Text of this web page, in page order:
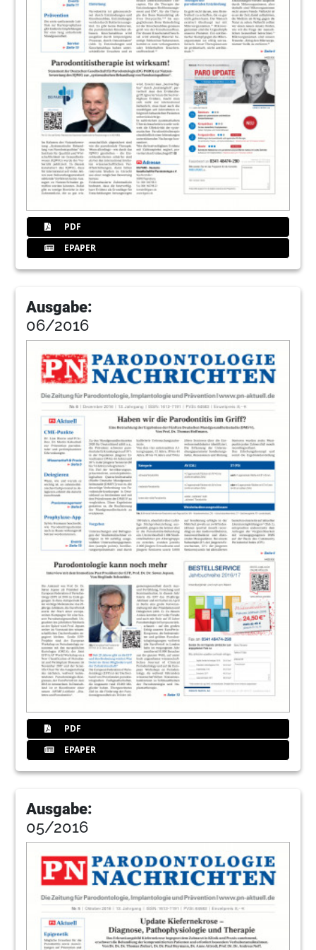
MUNDHYGIENETAG / DENTALHYGIENE
START UP
PDF
EPAPER
Ausgabe:
06/2016
PDF
EPAPER
Ausgabe:
05/2016